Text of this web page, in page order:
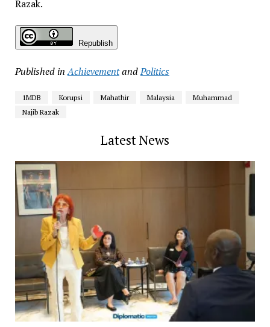
Razak.
Republish
Published in AchievementandPolitics
1MDB Korupsi Mahathir Malaysia
Muhammad
Najib Razak
Latest News